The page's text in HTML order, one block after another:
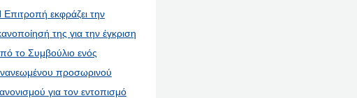
Επιτροπή εκφράζει την
της για την έγκριση
το Συμβούλιο ενός
προσωρινού
για τον εντοπισμό